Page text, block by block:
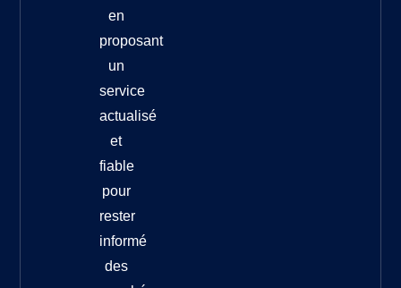
en
proposant
un
service
actualisé
et
fiable
pour
rester
informé
des